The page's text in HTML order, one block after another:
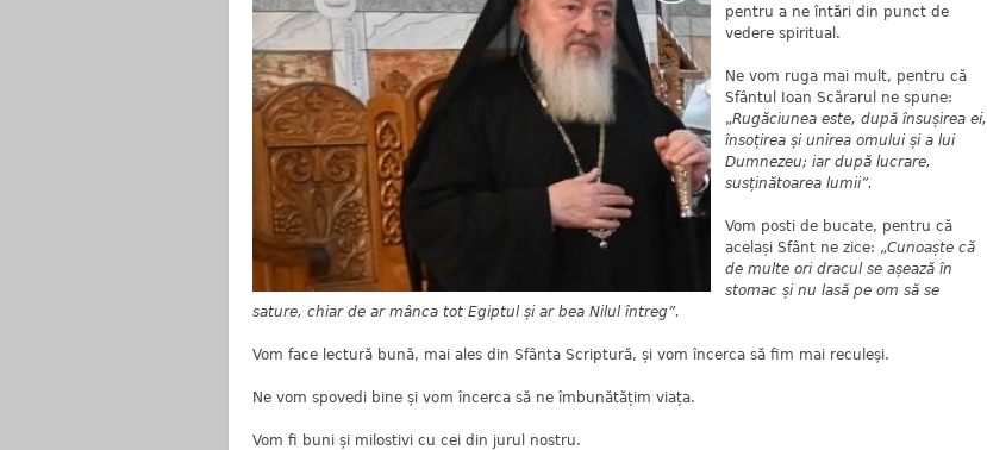
pentru a ne întări din punct de
vedere spiritual.
Ne vom ruga mai mult, pentru că
Sfântul Ioan Scărarul ne spune:
„Rugăciunea este, după însușirea ei,
însoțirea și unirea omului și a lui
Dumnezeu; iar după lucrare,
susținătoarea lumii”.
Vom posti de bucate, pentru că
același Sfânt ne zice: „Cunoaște că
de multe ori dracul se așează în
stomac și nu lasă pe om să se
sature, chiar de ar mânca tot Egiptul și ar bea Nilul întreg”.
Vom face lectură bună, mai ales din Sfânta Scriptură, și vom încerca să fim mai reculeși.
Ne vom spovedi bine și vom încerca să ne îmbunătățim viața.
Vom fi buni și milostivi cu cei din jurul nostru.